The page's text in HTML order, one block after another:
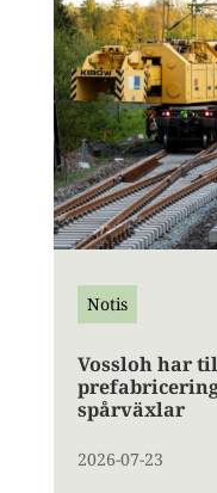
Notis
Vossloh har
spårväxlar
2026-07-23